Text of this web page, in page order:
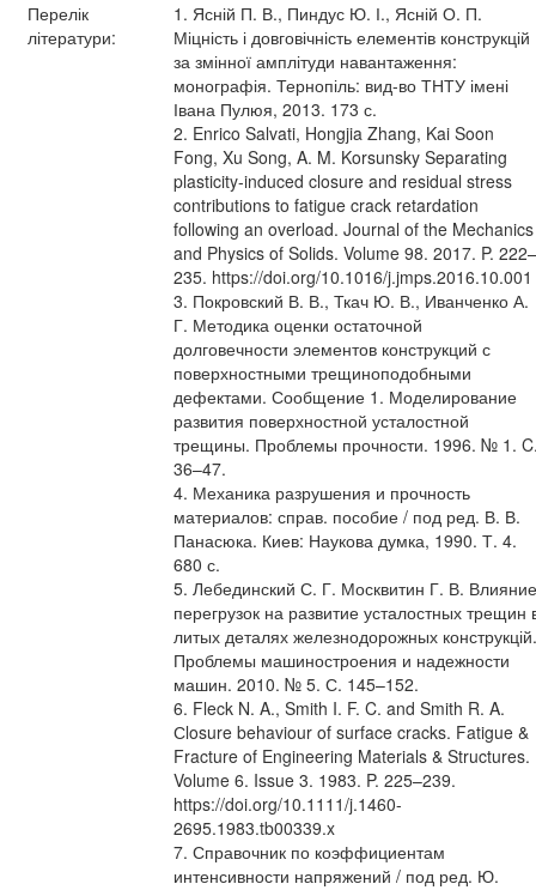
Перелік
літератури:
1. Ясній П. В., Пиндус Ю. І., Ясній О. П.
Міцність і довговічність елементів конструкцій
за змінної амплітуди навантаження:
монографія. Тернопіль: вид-во ТНТУ імені
Івана Пулюя, 2013. 173 с.
2. Enrico Salvati, Hongjia Zhang, Kai Soon
Fong, Xu Song, A. M. Korsunsky Separating
plasticity-induced closure and residual stress
contributions to fatigue crack retardation
following an overload. Journal of the Mechanics
and Physics of Solids. Volume 98. 2017. P. 222–
235. https://doi.org/10.1016/j.jmps.2016.10.001
3. Покровский В. В., Ткач Ю. В., Иванченко А.
Г. Методика оценки остаточной
долговечности элементов конструкций с
поверхностными трещиноподобными
дефектами. Сообщение 1. Моделирование
развития поверхностной усталостной
трещины. Проблемы прочности. 1996. № 1.
36–47.
4. Механика разрушения и прочность
материалов: справ. пособие / под ред. В. В.
Панасюка. Киев: Наукова думка, 1990. Т. 4.
680 с.
5. Лебединский С. Г. Москвитин Г. В. Влияние
перегрузок на развитие усталостных трещин
литых деталях железнодорожных конструкцій.
Проблемы машиностроения и надежности
машин. 2010. № 5. С. 145–152.
6. Fleck N. A., Smith I. F. C. and Smith R. A.
Сlosure behaviour of surface cracks. Fatigue &
Fracture of Engineering Materials & Structures.
Volume 6. Issue 3. 1983. P. 225–239.
https://doi.org/10.1111/j.1460-
2695.1983.tb00339.x
7. Справочник по коэффициентам
интенсивности напряжений / под ред. Ю.